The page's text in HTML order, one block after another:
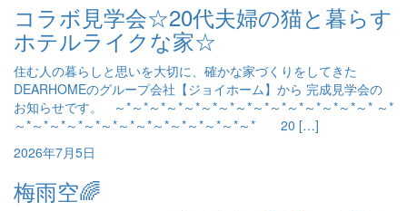
コラボ見学会☆20代夫婦の猫と暮らす
ホテルライクな家☆
住む人の暮らしと思いを大切に、確かな家づくりをしてきた
DEARHOMEのグループ会社【ジョイホーム】から 完成見学会の
お知らせです。 ～*～*～*～*～*～*～*～*～*～*～*～*～*～*～* ～*
～*～*～*～*～*～*～*～*～*～*～*～*～*～* 20 […]
2026年7月5日
梅雨空🌈